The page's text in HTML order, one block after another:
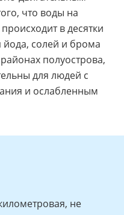
двигательным
что воды на
в десятки
йода, солей и брома
полуострова,
для людей с
и ослабленным